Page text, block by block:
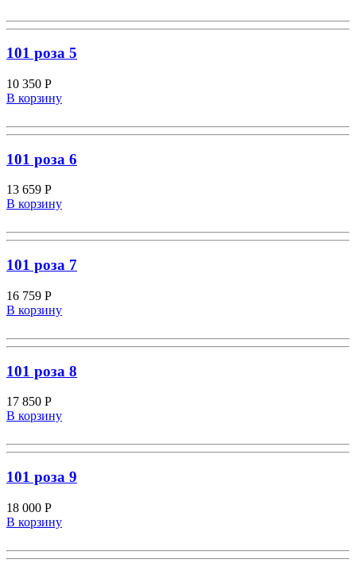
101 роза 5
10 350 Р
В корзину
101 роза 6
13 659 Р
В корзину
101 роза 7
16 759 Р
В корзину
101 роза 8
17 850 Р
В корзину
101 роза 9
18 000 Р
В корзину